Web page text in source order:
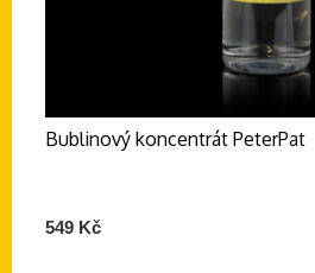
Bublinový koncentrát PeterPat
549 Kč